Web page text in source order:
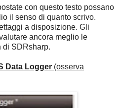
con questo testo possano
il senso di quanto scrivo.
a disposizione. Gli
ancora meglio le
di SDRsharp.
Data Logger (osserva